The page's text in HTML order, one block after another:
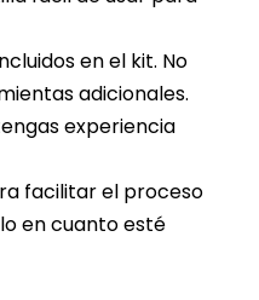
en el kit. No
adicionales.
experiencia
facilitar el proceso
en cuanto esté